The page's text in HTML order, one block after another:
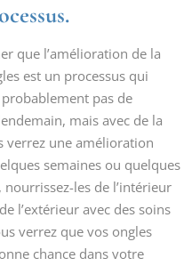
que l’amélioration de la
est un processus qui
pas de
mais avec de la
verrez une amélioration
semaines ou quelques
les de l’intérieur
l’extérieur avec des soins
verrez que vos ongles
chance dans votre